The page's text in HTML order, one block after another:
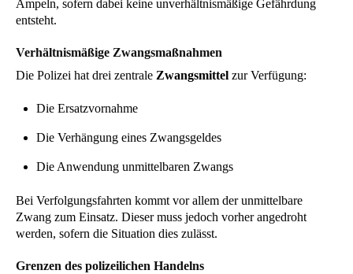
Ampeln, sofern dabei keine unverhältnismäßige Gefährdung
entsteht.
Verhältnismäßige Zwangsmaßnahmen
Die Polizei hat drei zentrale Zwangsmittel zur Verfügung:
Die Ersatzvornahme
Die Verhängung eines Zwangsgeldes
Die Anwendung unmittelbaren Zwangs
Bei Verfolgungsfahrten kommt vor allem der unmittelbare
Zwang zum Einsatz. Dieser muss jedoch vorher angedroht
werden, sofern die Situation dies zulässt.
Grenzen des polizeilichen Handelns